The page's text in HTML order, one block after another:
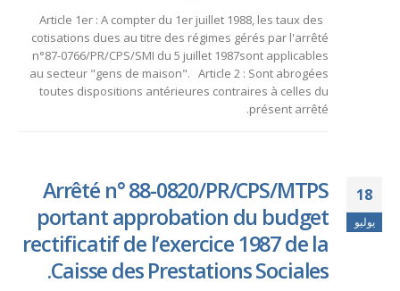
Article 1er : A compter du 1er juillet 1988, les taux des
cotisations dues au titre des régimes gérés par l'arrêté
n°87-0766/PR/CPS/SMI du 5 juillet 1987sont applicables
au secteur "gens de maison". Article 2 : Sont abrogées
toutes dispositions antérieures contraires à celles du
présent arrêté.
18
يوليو
Arrêté n° 88-0820/PR/CPS/MTPS
portant approbation du budget
rectificatif de l’exercice 1987 de la
Caisse des Prestations Sociales.